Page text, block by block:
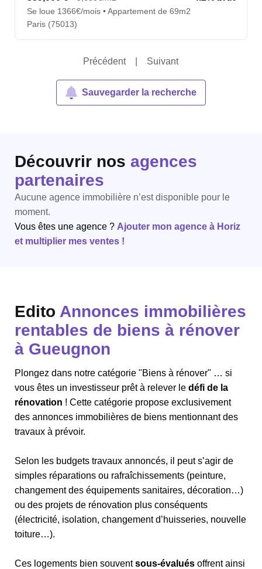
Se loue 1366€/mois • Appartement de 69m2
Paris (75013)
Précédent Suivant
Sauvegarder la recherche
Découvrir nos agences
partenaires
Aucune agence immobilière n’est disponible pour le
moment.
Vous êtes une agence ? Ajouter mon agence à Horiz
et multiplier mes ventes !
Edito Annonces immobilières
rentables de biens à rénover
à Gueugnon
Plongez dans notre catégorie "Biens à rénover" … si
vous êtes un investisseur prêt à relever le défi de la
rénovation ! Cette catégorie propose exclusivement
des annonces immobilières de biens mentionnant des
travaux à prévoir.
Selon les budgets travaux annoncés, il peut s’agir de
simples réparations ou rafraîchissements (peinture,
changement des équipements sanitaires, décoration…)
ou des projets de rénovation plus conséquents
(électricité, isolation, changement d’huisseries, nouvelle
toiture…).
Ces logements bien souventsous-évalués offrent ainsi